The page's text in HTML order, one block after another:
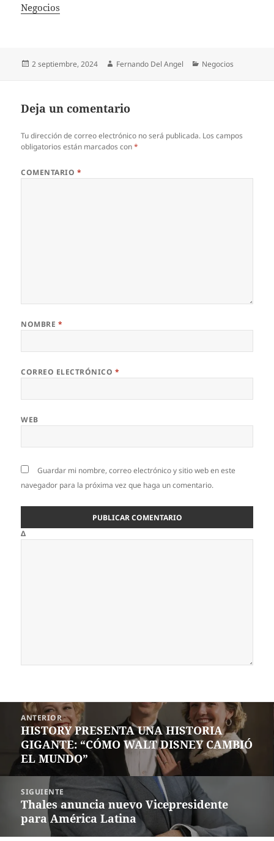
In relation to
Negocios
Publicado
2 septiembre, 2024 Autor
Fernando Del Angel Categorías
Negocios
Deja un comentario
Tu dirección de correo electrónico no será publicada. Los campos
obligatorios están marcados con*
COMENTARIO *
NOMBRE *
CORREO ELECTRÓNICO *
WEB
Guardar mi nombre, correo electrónico y sitio web en este
navegador para la próxima vez que haga un comentario.
Δ
Navegación
entradas
ANTERIOR
Entrada
anterior:
HISTORY PRESENTA UNA HISTORIA
GIGANTE: “CÓMO WALT DISNEY CAMBIÓ
EL MUNDO”
SIGUIENTE
Siguiente
entrada:
Thales anuncia nuevo Vicepresidente
para América Latina